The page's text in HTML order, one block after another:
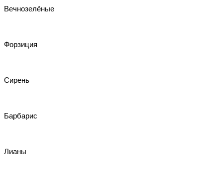
Вечнозелёные
Форзиция
Сирень
Барбарис
Лианы